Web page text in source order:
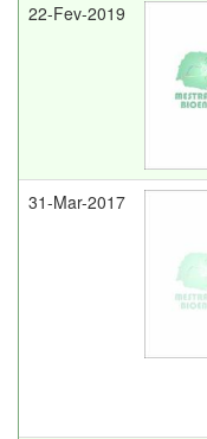
22-Fev-2019
31-Mar-2017